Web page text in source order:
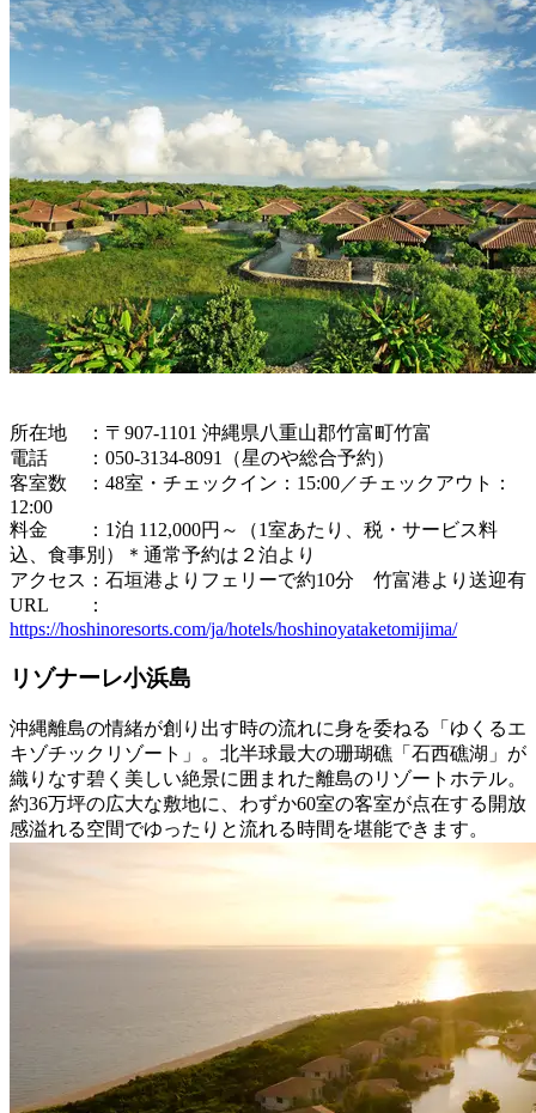
所在地 ：〒907-1101 沖縄県八重山郡竹富町竹富
電話 ：050-3134-8091（星のや総合予約）
客室数 ：48室・チェックイン：15:00／チェックアウト：
12:00
料金 ：1泊 112,000円～（1室あたり、税・サービス料
込、食事別）＊通常予約は２泊より
アクセス：石垣港よりフェリーで約10分 竹富港より送迎有
URL ：
https://hoshinoresorts.com/ja/hotels/hoshinoyataketomijima/
リゾナーレ小浜島
沖縄離島の情緒が創り出す時の流れに身を委ねる「ゆくるエ
キゾチックリゾート」。北半球最大の珊瑚礁「石西礁湖」が
織りなす碧く美しい絶景に囲まれた離島のリゾートホテル。
約36万坪の広大な敷地に、わずか60室の客室が点在する開放
感溢れる空間でゆったりと流れる時間を堪能できます。